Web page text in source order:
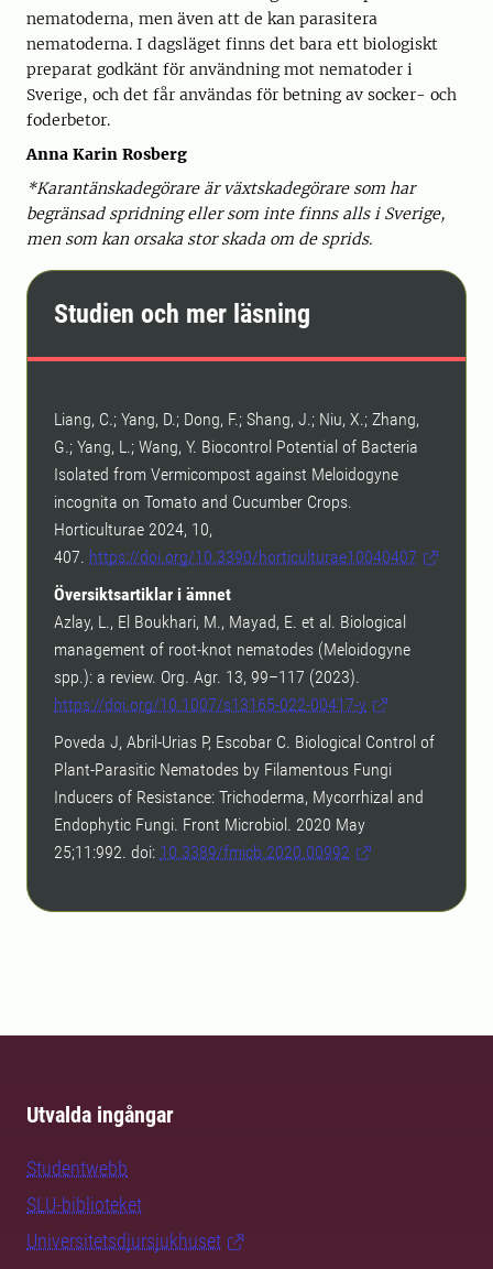
nematoderna, men även att de kan parasitera
nematoderna. I dagsläget finns det bara ett biologiskt
preparat godkänt för användning mot nematoder i
Sverige, och det får användas för betning av socker- och
foderbetor.
Anna Karin Rosberg
*Karantänskadegörare är växtskadegörare som har
begränsad spridning eller som inte finns alls i Sverige,
men som kan orsaka stor skada om de sprids.
Studien och mer läsning
Liang, C.; Yang, D.; Dong, F.; Shang, J.; Niu, X.; Zhang,
G.; Yang, L.; Wang, Y. Biocontrol Potential of Bacteria
Isolated from Vermicompost against Meloidogyne
incognita on Tomato and Cucumber Crops.
Horticulturae 2024, 10,
407. https://doi.org/10.3390/horticulturae10040407
Översiktsartiklar i ämnet
Azlay, L., El Boukhari, M., Mayad, E. et al. Biological
management of root-knot nematodes (Meloidogyne
spp.): a review. Org. Agr. 13, 99–117 (2023).
https://doi.org/10.1007/s13165-022-00417-y
Poveda J, Abril-Urias P, Escobar C. Biological Control of
Plant-Parasitic Nematodes by Filamentous Fungi
Inducers of Resistance: Trichoderma, Mycorrhizal and
Endophytic Fungi. Front Microbiol. 2020 May
25;11:992. doi: 10.3389/fmicb.2020.00992
Utvalda ingångar
Studentwebb
SLU-biblioteket
Universitetsdjursjukhuset